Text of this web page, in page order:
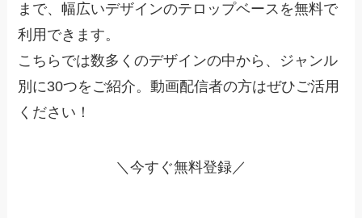
まで、幅広いデザインのテロップベースを無料で
利用できます。
こちらでは数多くのデザインの中から、ジャンル
別に30つをご紹介。動画配信者の方はぜひご活用
ください！
＼今すぐ無料登録／